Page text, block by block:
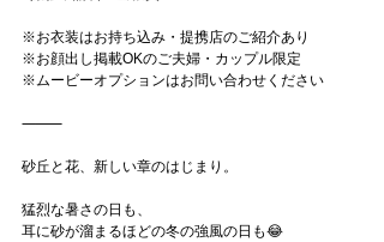
※お衣装はお持ち込み・提携店のご紹介あり
※お顔出し掲載OKのご夫婦・カップル限定
※ムービーオプションはお問い合わせください
⸻
砂丘と花、新しい章のはじまり。
猛烈な暑さの日も、
耳に砂が溜まるほどの冬の強風の日も😂